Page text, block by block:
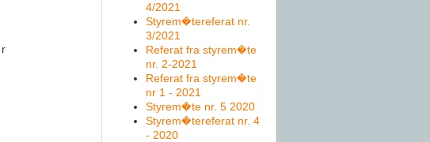
4/2021
Styrem�tereferat nr.
3/2021
Referat fra styrem�te
nr. 2-2021
Referat fra styrem�te
nr 1 - 2021
Styrem�te nr. 5 2020
Styrem�tereferat nr. 4
- 2020
r